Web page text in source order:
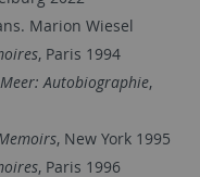
Marion Wiesel
, Paris 1994
Autobiographie,
, New York 1995
, Paris 1996